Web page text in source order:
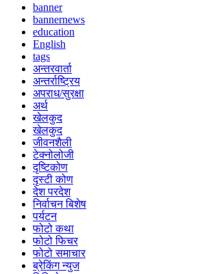
banner
bannernews
education
English
tags
अन्तरवार्ता
अन्तर्राष्ट्रिय
अपराध/सुरक्षा
अर्थ
खेलकुद
खेलकुद
जीवनशैली
टेक्नोलोजी
दृष्टिकोण
दृस्टी कोण
देश परदेश
निर्वाचन बिशेष
पर्यटन
फोटो कथा
फोटो फिचर
फोटो समाचार
ब्रेकिंग न्युज